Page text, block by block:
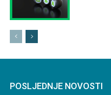
POSLJEDNJE NOVOSTI